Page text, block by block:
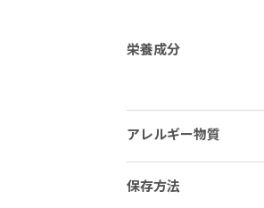
栄養成分
アレルギー物質
保存方法